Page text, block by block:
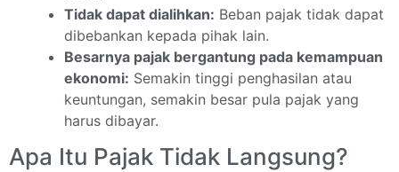
Tidak dapat dialihkan: Beban pajak tidak dapat
dibebankan kepada pihak lain.
Besarnya pajak bergantung pada kemampuan
ekonomi: Semakin tinggi penghasilan atau
keuntungan, semakin besar pula pajak yang
harus dibayar.
Apa Itu Pajak Tidak Langsung?